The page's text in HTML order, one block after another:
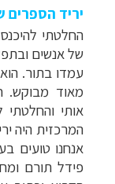
יריד הספרים
החלטתי
של אנשים
עמדו בתור.
מאוד מבוקש.
אותי
המרכזית היה
אנחנו טועים
פידל תורם